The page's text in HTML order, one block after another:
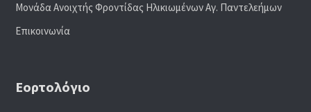
Μονάδα Ανοιχτής Φροντίδας Ηλικιωμένων Αγ. Παντελεήμων
Επικοινωνία
Εορτολόγιο